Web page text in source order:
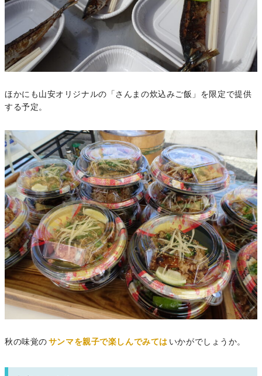
ほかにも山安オリジナルの「さんまの炊込みご飯」を限定で提供
する予定。
秋の味覚の サンマを親子で楽しんでみては いかがでしょうか。